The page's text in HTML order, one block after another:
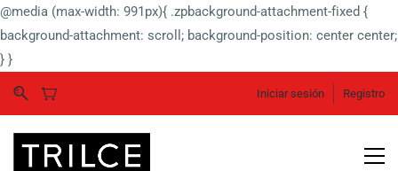
@media (max-width: 991px){ .zpbackground-attachment-fixed {
background-attachment: scroll; background-position: center center;
} }
Iniciar sesión Registro